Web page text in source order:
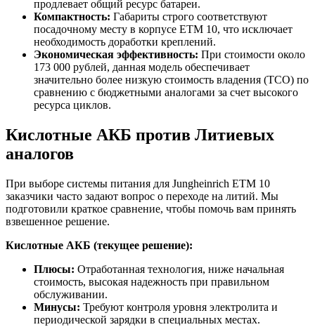
продлевает общий ресурс батареи.
Компактность: Габариты строго соответствуют
посадочному месту в корпусе ETM 10, что исключает
необходимость доработки креплений.
Экономическая эффективность: При стоимости около
173 000 рублей, данная модель обеспечивает
значительно более низкую стоимость владения (TCO) по
сравнению с бюджетными аналогами за счет высокого
ресурса циклов.
Кислотные АКБ против Литиевых
аналогов
При выборе системы питания для Jungheinrich ETM 10
заказчики часто задают вопрос о переходе на литий. Мы
подготовили краткое сравнение, чтобы помочь вам принять
взвешенное решение.
Кислотные АКБ (текущее решение):
Плюсы: Отработанная технология, ниже начальная
стоимость, высокая надежность при правильном
обслуживании.
Минусы: Требуют контроля уровня электролита и
периодической зарядки в специальных местах.